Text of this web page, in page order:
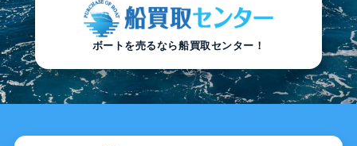
ボートを売るなら船買取センター！